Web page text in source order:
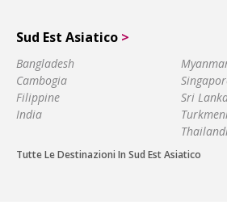
Sud Est Asiatico >
Bangladesh
Cambogia
Filippine
India
Sri
Tutte Le Destinazioni In Sud Est Asiatico